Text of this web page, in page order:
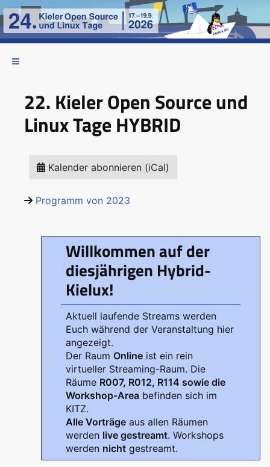
22. Kieler Open Source und
Linux Tage HYBRID
Kalender abonnieren (iCal)
Programm von 2023
Willkommen auf der
diesjährigen Hybrid-
Kielux!
Aktuell laufende Streams werden
Euch während der Veranstaltung hier
angezeigt.
Der Raum Online ist ein rein
virtueller Streaming-Raum. Die
Räume R007, R012, R114 sowie die
Workshop-Area befinden sich im
KITZ.
Alle Vorträge aus allen Räumen
werden live gestreamt. Workshops
werden nicht gestreamt.